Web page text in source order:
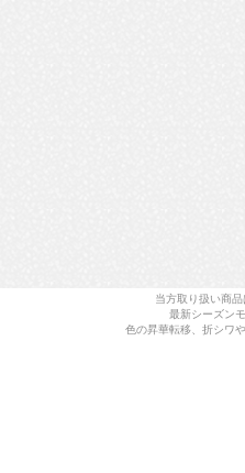
当方取り扱い商
最新シーズン
色の昇華転移、折シワ